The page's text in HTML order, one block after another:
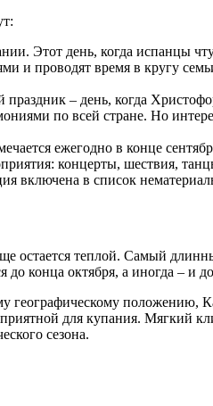
Этот день, когда испанцы
проводят время в кругу
праздник – день, когда
по всей стране. Но
ежегодно в конце
концерты, шествия,
включена в список
теплой. Самый
конца октября, а иногда – и
географическому
приятной для купания.
сезона.